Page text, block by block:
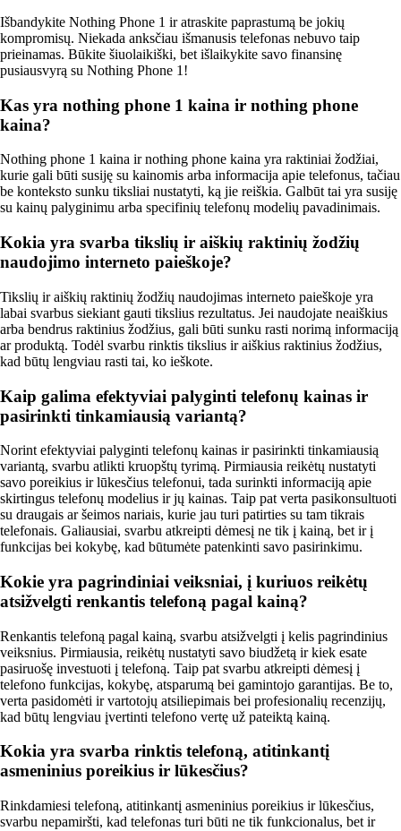
Išbandykite Nothing Phone 1 ir atraskite paprastumą be jokių
kompromisų. Niekada anksčiau išmanusis telefonas nebuvo taip
prieinamas. Būkite šiuolaikiški, bet išlaikykite savo finansinę
pusiausvyrą su Nothing Phone 1!
Kas yra nothing phone 1 kaina ir nothing phone
kaina?
Nothing phone 1 kaina ir nothing phone kaina yra raktiniai žodžiai,
kurie gali būti susiję su kainomis arba informacija apie telefonus, tačiau
be konteksto sunku tiksliai nustatyti, ką jie reiškia. Galbūt tai yra susiję
su kainų palyginimu arba specifinių telefonų modelių pavadinimais.
Kokia yra svarba tikslių ir aiškių raktinių žodžių
naudojimo interneto paieškoje?
Tikslių ir aiškių raktinių žodžių naudojimas interneto paieškoje yra
labai svarbus siekiant gauti tikslius rezultatus. Jei naudojate neaiškius
arba bendrus raktinius žodžius, gali būti sunku rasti norimą informaciją
ar produktą. Todėl svarbu rinktis tikslius ir aiškius raktinius žodžius,
kad būtų lengviau rasti tai, ko ieškote.
Kaip galima efektyviai palyginti telefonų kainas ir
pasirinkti tinkamiausią variantą?
Norint efektyviai palyginti telefonų kainas ir pasirinkti tinkamiausią
variantą, svarbu atlikti kruopštų tyrimą. Pirmiausia reikėtų nustatyti
savo poreikius ir lūkesčius telefonui, tada surinkti informaciją apie
skirtingus telefonų modelius ir jų kainas. Taip pat verta pasikonsultuoti
su draugais ar šeimos nariais, kurie jau turi patirties su tam tikrais
telefonais. Galiausiai, svarbu atkreipti dėmesį ne tik į kainą, bet ir į
funkcijas bei kokybę, kad būtumėte patenkinti savo pasirinkimu.
Kokie yra pagrindiniai veiksniai, į kuriuos reikėtų
atsižvelgti renkantis telefoną pagal kainą?
Renkantis telefoną pagal kainą, svarbu atsižvelgti į kelis pagrindinius
veiksnius. Pirmiausia, reikėtų nustatyti savo biudžetą ir kiek esate
pasiruošę investuoti į telefoną. Taip pat svarbu atkreipti dėmesį į
telefono funkcijas, kokybę, atsparumą bei gamintojo garantijas. Be to,
verta pasidomėti ir vartotojų atsiliepimais bei profesionalių recenzijų,
kad būtų lengviau įvertinti telefono vertę už pateiktą kainą.
Kokia yra svarba rinktis telefoną, atitinkantį
asmeninius poreikius ir lūkesčius?
Rinkdamiesi telefoną, atitinkantį asmeninius poreikius ir lūkesčius,
svarbu nepamiršti, kad telefonas turi būti ne tik funkcionalus, bet ir